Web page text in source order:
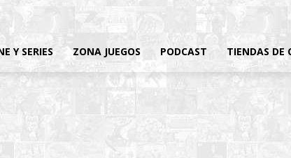
Y SERIES ZONA JUEGOS PODCAST TIENDAS DE